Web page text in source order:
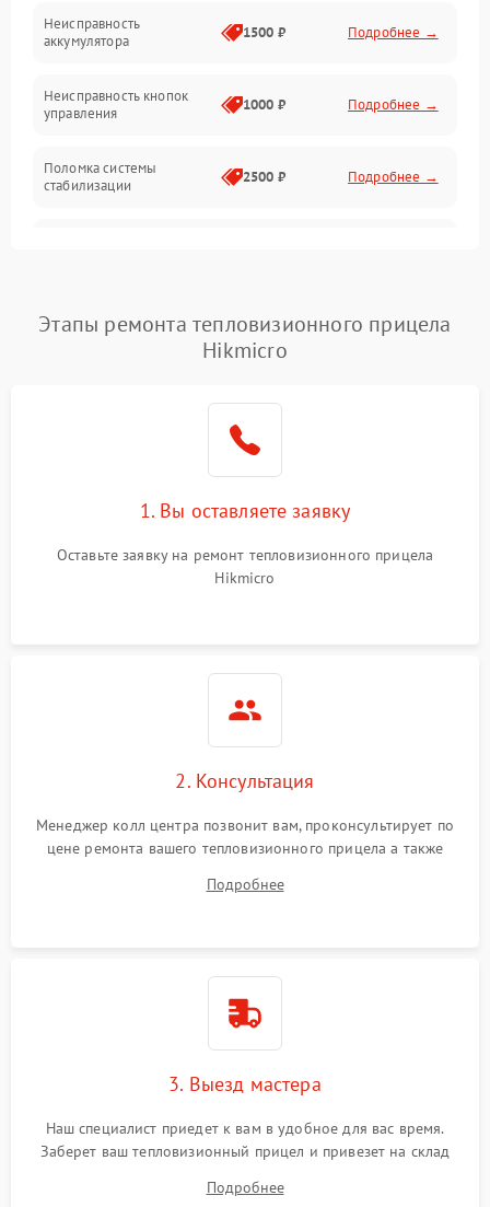
Неисправность
аккумулятора
1500 ₽ Подробнее →
Неисправность кнопок
управления
1000 ₽ Подробнее →
Поломка системы
стабилизации
2500 ₽ Подробнее →
Неисправность системы
Wi-Fi
1500 ₽ Подробнее →
1500 ₽
Неисправность системы
отключения
1500 ₽
Неисправность системы
защиты от замыкания
1500 ₽ Подробнее →
Поломка системы защиты
Этапы ремонта тепловизионного прицела
Hikmicro
1. Вы оставляете заявку
Оставьте заявку на ремонт тепловизионного прицела
Hikmicro
2. Консультация
Менеджер колл центра позвонит вам, проконсультирует по
цене ремонта вашего тепловизионного прицела а также
Подробнее
3. Выезд мастера
Наш специалист приедет к вам в удобное для вас время.
Заберет ваш тепловизионный прицел и привезет на склад
Подробнее